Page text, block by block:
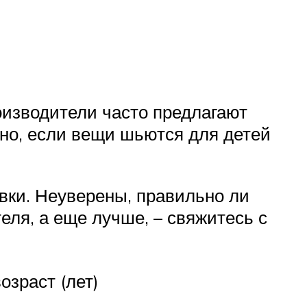
часто предлагают
если вещи шьются для детей
Неуверены, правильно ли
а еще лучше, – свяжитесь с
(лет)